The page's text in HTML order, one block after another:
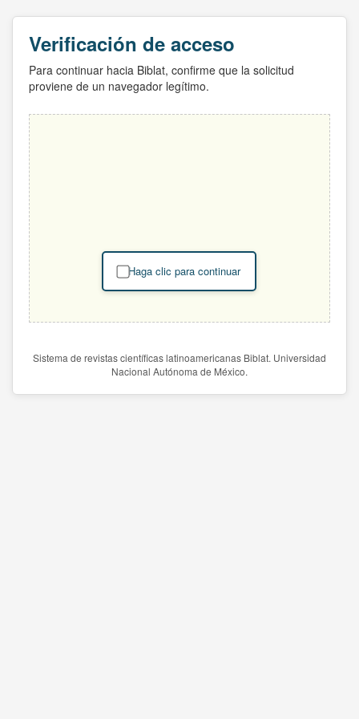
Verificación de acceso
Para continuar hacia Biblat, confirme que la solicitud
proviene de un navegador legítimo.
Haga clic para continuar
Sistema de revistas científicas latinoamericanas Biblat. Universidad
Nacional Autónoma de México.